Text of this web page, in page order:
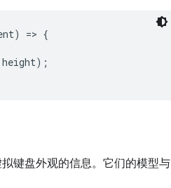
) => {
height);
键盘外观的信息。它们的模型与